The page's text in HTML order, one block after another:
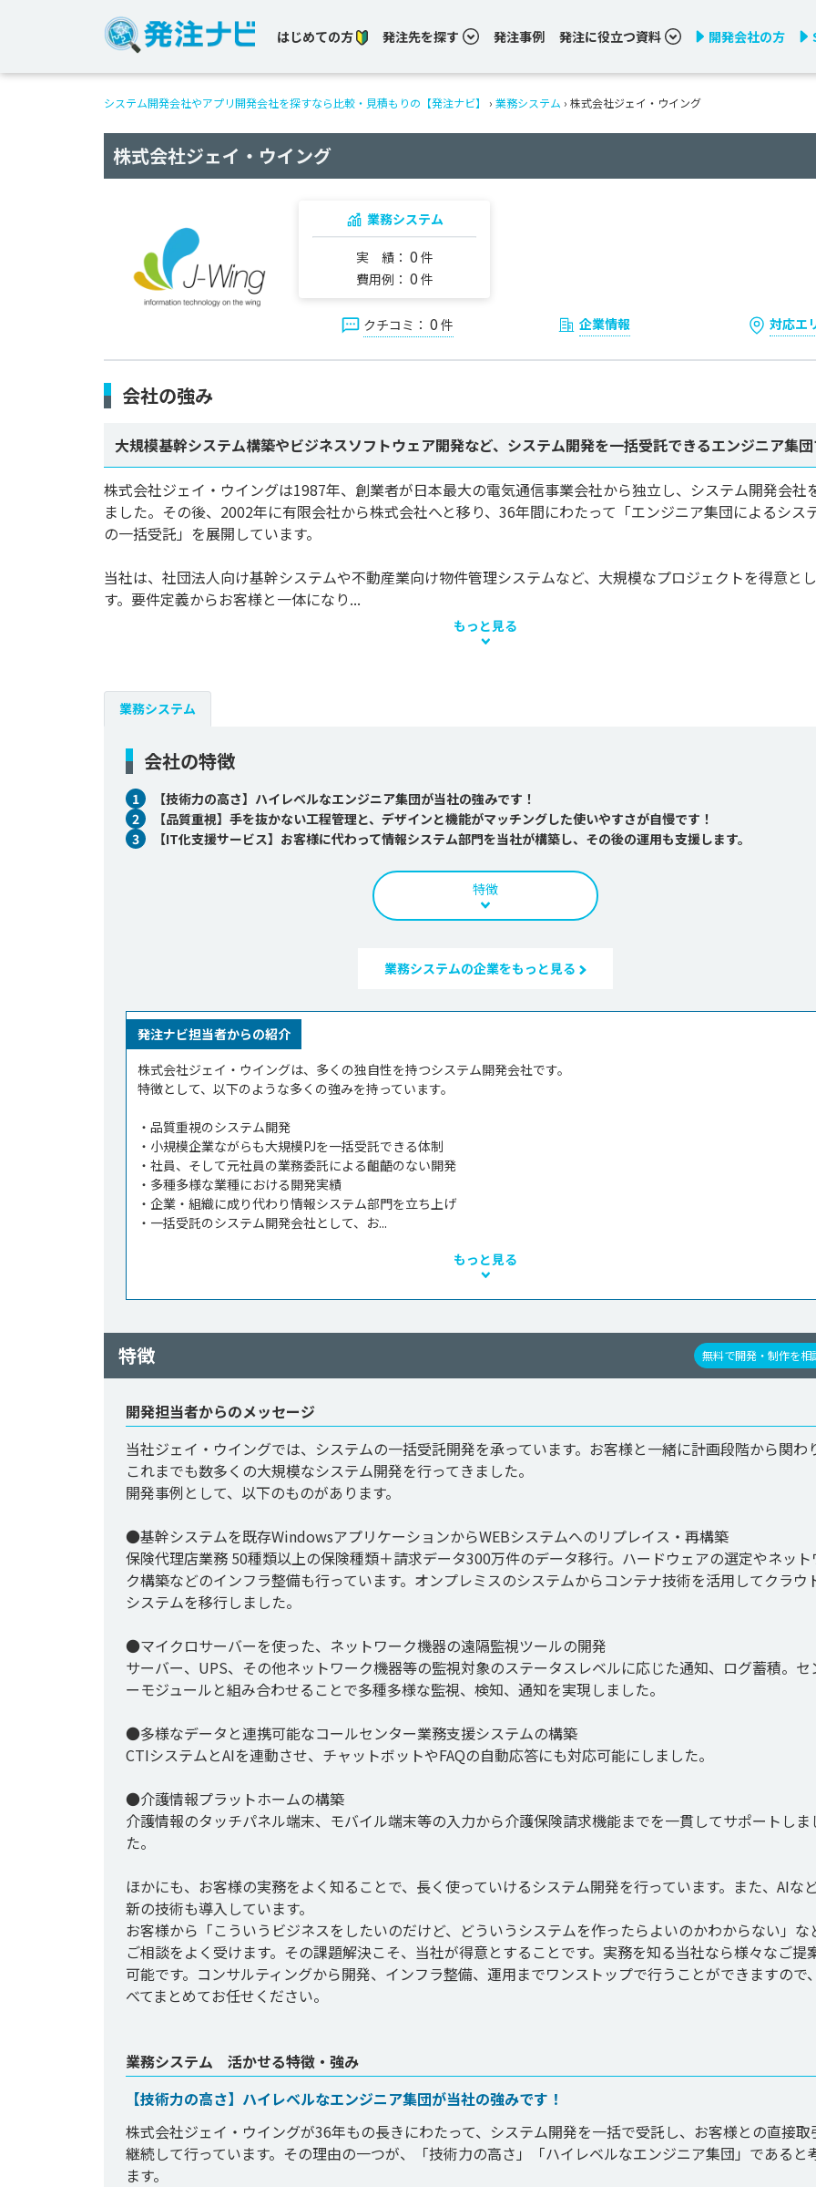
はじめての方 発注先を探す 発注事例 発注に役立つ資料 開発会社の方
システム開発会社やアプリ開発会社を探すなら比較・見積もりの【発注ナビ】 › 業務システム › 株式会社ジェイ・ウイング
株式会社ジェイ・ウイング
業務システム
実 績： 0 件
費用例： 0 件
クチコミ： 0 件 企業情報 対応エ
会社の強み
大規模基幹システム構築やビジネスソフトウェア開発など、システム開発を一括受託できるエンジニア集団
株式会社ジェイ・ウイングは1987年、創業者が日本最大の電気通信事業会社から独立し、システム開発会社
ました。その後、2002年に有限会社から株式会社へと移り、36年間にわたって「エンジニア集団によるシス
の一括受託」を展開しています。
当社は、社団法人向け基幹システムや不動産業向け物件管理システムなど、大規模なプロジェクトを得意と
す。要件定義からお客様と一体になり...
もっと見る
業務システム
会社の特徴
1
【技術力の高さ】ハイレベルなエンジニア集団が当社の強みです！
2
【品質重視】手を抜かない工程管理と、デザインと機能がマッチングした使いやすさが自慢です！
3
【IT化支援サービス】お客様に代わって情報システム部門を当社が構築し、その後の運用も支援します。
特徴
業務システムの企業をもっと見る
発注ナビ担当者からの紹介
株式会社ジェイ・ウイングは、多くの独自性を持つシステム開発会社です。
特徴として、以下のような多くの強みを持っています。
・品質重視のシステム開発
・小規模企業ながらも大規模PJを一括受託できる体制
・社員、そして元社員の業務委託による齟齬のない開発
・多種多様な業種における開発実績
・企業・組織に成り代わり情報システム部門を立ち上げ
・一括受託のシステム開発会社として、お...
もっと見る
特徴 無料で開発・制作を相
開発担当者からのメッセージ
当社ジェイ・ウイングでは、システムの一括受託開発を承っています。お客様と一緒に計画段階から関わ
これまでも数多くの大規模なシステム開発を行ってきました。
開発事例として、以下のものがあります。
●基幹システムを既存WindowsアプリケーションからWEBシステムへのリプレイス・再構築
保険代理店業務 50種類以上の保険種類＋請求データ300万件のデータ移行。ハードウェアの選定やネット
ク構築などのインフラ整備も行っています。オンプレミスのシステムからコンテナ技術を活用してクラウ
システムを移行しました。
●マイクロサーバーを使った、ネットワーク機器の遠隔監視ツールの開発
サーバー、UPS、その他ネットワーク機器等の監視対象のステータスレベルに応じた通知、ログ蓄積。セ
ーモジュールと組み合わせることで多種多様な監視、検知、通知を実現しました。
●多様なデータと連携可能なコールセンター業務支援システムの構築
CTIシステムとAIを連動させ、チャットボットやFAQの自動応答にも対応可能にしました。
●介護情報プラットホームの構築
介護情報のタッチパネル端末、モバイル端末等の入力から介護保険請求機能までを一貫してサポートしま
た。
ほかにも、お客様の実務をよく知ることで、長く使っていけるシステム開発を行っています。また、AIな
新の技術も導入しています。
お客様から「こういうビジネスをしたいのだけど、どういうシステムを作ったらよいのかわからない」な
ご相談をよく受けます。その課題解決こそ、当社が得意とすることです。実務を知る当社なら様々なご提
可能です。コンサルティングから開発、インフラ整備、運用までワンストップで行うことができますので
べてまとめてお任せください。
業務システム 活かせる特徴・強み
【技術力の高さ】ハイレベルなエンジニア集団が当社の強みです！
株式会社ジェイ・ウイングが36年もの長きにわたって、システム開発を一括で受託し、お客様との直接取
継続して行っています。その理由の一つが、「技術力の高さ」「ハイレベルなエンジニア集団」であると
ます。